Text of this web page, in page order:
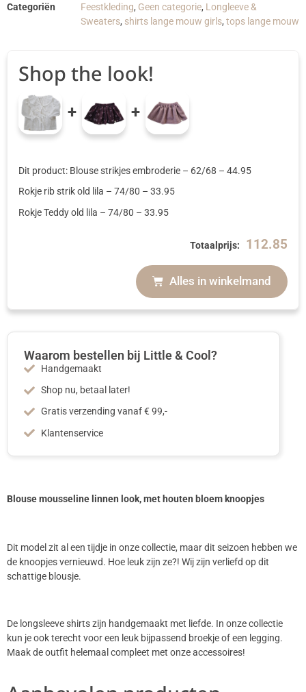
Categoriën
Feestkleding, Geen categorie, Longleeve &
Sweaters, shirts lange mouw girls, tops lange mouw
Shop the look!
+ +
Totaalprijs: 112.85
Alles in winkelmand
Dit product: Blouse strikjes embroderie – 62/68 – 44.95
Rokje rib strik old lila – 74/80 – 33.95
Rokje Teddy old lila – 74/80 – 33.95
Waarom bestellen bij Little & Cool?
Handgemaakt
Shop nu, betaal later!
Gratis verzending vanaf € 99,-
Klantenservice
Blouse mousseline linnen look, met houten bloem knoopjes
Dit model zit al een tijdje in onze collectie, maar dit seizoen hebben we
de knoopjes vernieuwd. Hoe leuk zijn ze?! Wij zijn verliefd op dit
schattige blousje.
De longsleeve shirts zijn handgemaakt met liefde. In onze collectie
kun je ook terecht voor een leuk bijpassend broekje of een legging.
Maak de outfit helemaal compleet met onze accessoires!